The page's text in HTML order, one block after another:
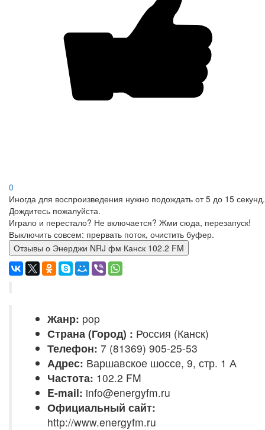
0
Иногда для воспроизведения нужно подождать от 5 до 15 секунд.
Дождитесь пожалуйста.
Играло и перестало? Не включается? Жми сюда, перезапуск!
Выключить совсем: прервать поток, очистить буфер.
Отзывы о Энерджи NRJ фм Канск 102.2 FM
Жанр: pop
Страна (Город) : Россия (Канск)
Телефон: 7 (81369) 905-25-53
Адрес: Варшавское шоссе, 9, стр. 1 А
Частота: 102.2 FM
E-mail: info@energyfm.ru
Официальный сайт:
http://www.energyfm.ru